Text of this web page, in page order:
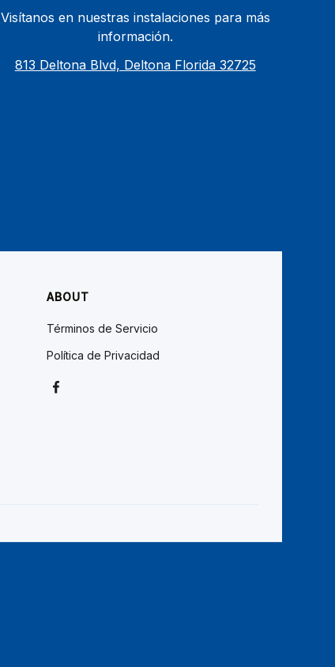
Visítanos en nuestras instalaciones para más
información.
813 Deltona Blvd, Deltona Florida 32725
ABOUT
Términos de Servicio
Política de Privacidad